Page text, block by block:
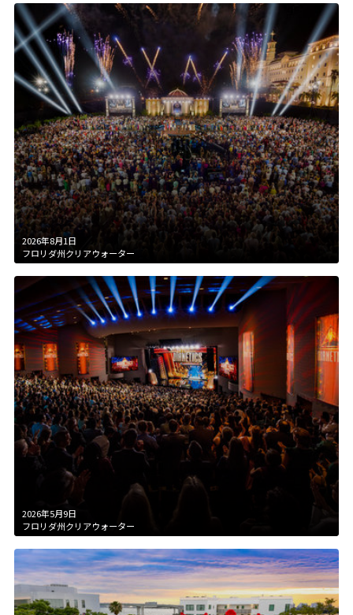
2026年8月1日
フロリダ州クリアウォーター
2026年5月9日
フロリダ州クリアウォーター